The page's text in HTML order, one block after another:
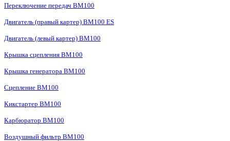
Переключение передач BM100
Двигатель (правый картер) BM100 ES
Двигатель (левый картер) BM100
Крышка сцепления BM100
Крышка генератора BM100
Сцепление BM100
Кикстартер BM100
Карбюратор BM100
Воздушный фильтр BM100